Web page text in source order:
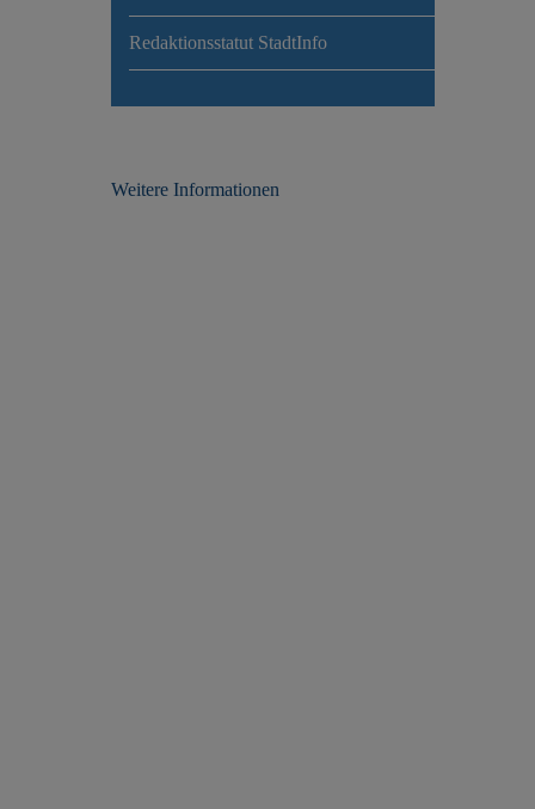
Redaktionsstatut StadtInfo
Weitere Informationen